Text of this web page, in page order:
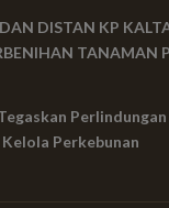
DISTAN KP
TANAMAN
Perkebunan